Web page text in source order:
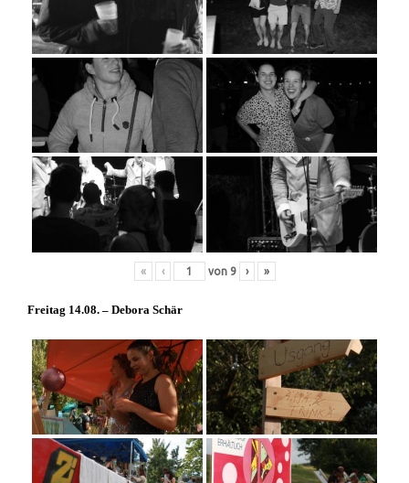
« ‹ von 9 › »
Freitag 14.08. – Debora Schär